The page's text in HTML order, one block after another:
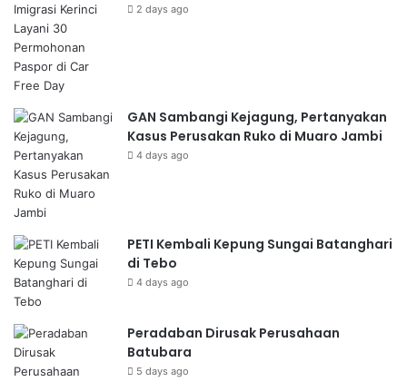
2 days ago
GAN Sambangi Kejagung, Pertanyakan
Kasus Perusakan Ruko di Muaro Jambi
4 days ago
PETI Kembali Kepung Sungai Batanghari
di Tebo
4 days ago
Peradaban Dirusak Perusahaan
Batubara
5 days ago